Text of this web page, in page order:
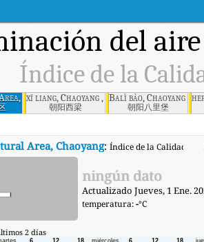
del
Índice de la
xī liang, Chaoyang , Chaoyang
朝阳西梁
Balǐ bǎo, Chaoyang ,
朝阳八里堡
Area, Chaoyang: Índice de la Calidad del
ningún dato
Actualizado Jueves, 1 Ene.
temperatura:-°C
2 días